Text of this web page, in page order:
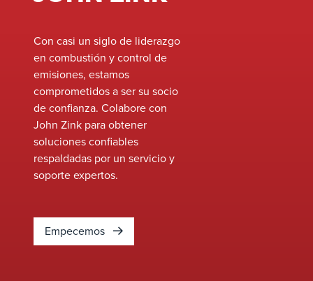
Con casi un siglo de liderazgo
en combustión y control de
emisiones, estamos
comprometidos a ser su socio
de confianza. Colabore con
John Zink para obtener
soluciones confiables
respaldadas por un servicio y
soporte expertos.
Empecemos